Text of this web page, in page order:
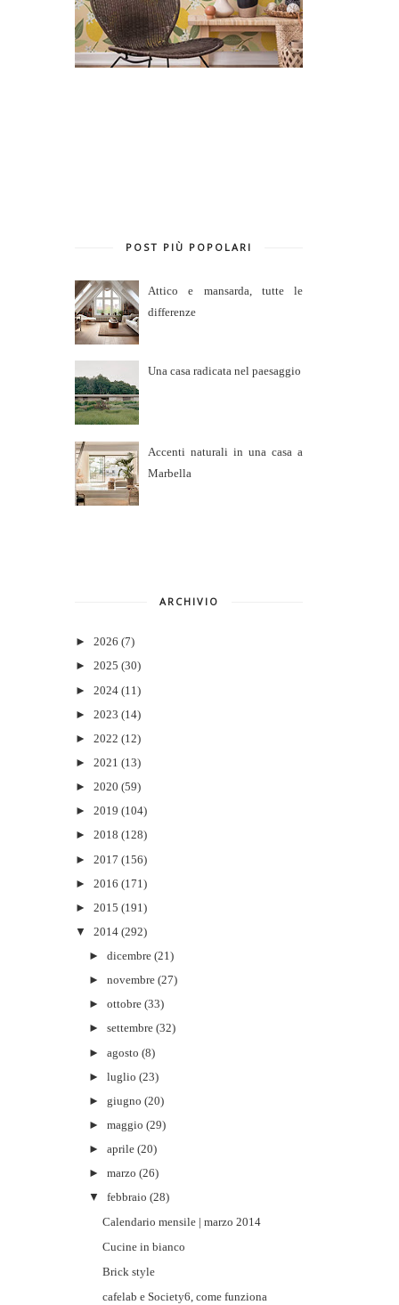
POST PIÙ POPOLARI
Attico e mansarda, tutte le
differenze
Una casa radicata nel paesaggio
Accenti naturali in una casa a
Marbella
ARCHIVIO
► 2026 (7)
► 2025 (30)
► 2024 (11)
► 2023 (14)
► 2022 (12)
► 2021 (13)
► 2020 (59)
► 2019 (104)
► 2018 (128)
► 2017 (156)
► 2016 (171)
► 2015 (191)
▼
2014 (292)
►dicembre (21)
►novembre (27)
►ottobre (33)
►settembre (32)
►agosto (8)
►luglio (23)
►giugno (20)
►maggio (29)
►aprile (20)
►marzo (26)
▼
febbraio (28)
Calendario mensile | marzo 2014
Cucine in bianco
Brick style
cafelab e Society6, come funziona